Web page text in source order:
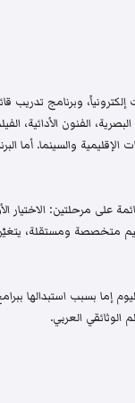
وبرنامج تدريب
الفنون الأدائية،
والسينما. أما
قائمة على مرحلتين:
متخصصة ومستقلة،
إما بسبب استبدالها
الوثائقي العربي.